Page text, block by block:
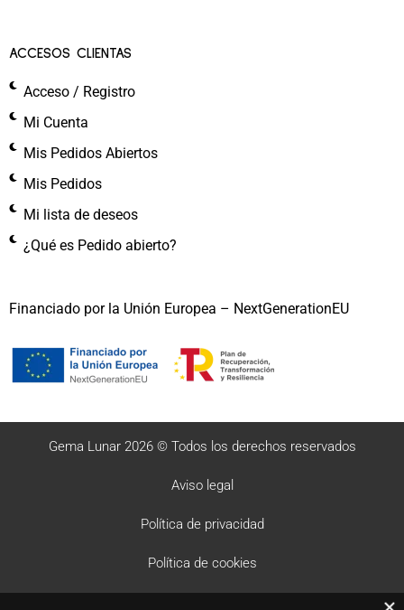
ACCESOS CLIENTAS
Acceso / Registro
Mi Cuenta
Mis Pedidos Abiertos
Mis Pedidos
Mi lista de deseos
¿Qué es Pedido abierto?
Financiado por la Unión Europea – NextGenerationEU
Gema Lunar 2026 © Todos los derechos reservados
Aviso legal
Política de privacidad
Política de cookies